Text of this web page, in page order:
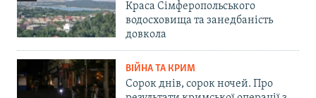
Краса Сімферопольського
водосховища та занедбаність
довкола
ВІЙНА ТА КРИМ
Сорок днів, сорок ночей. Про